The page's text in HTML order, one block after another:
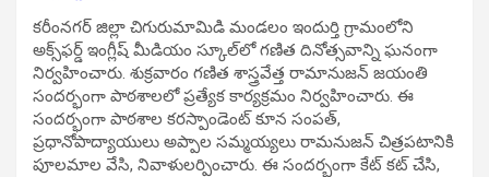
కరీంనగర్‌ జిల్లా చిగురుమామిడి మండలం ఇందుర్తి గ్రామంలోని
అక్స్‌ఫర్డ్‌ ఇంగ్లీష్‌ మీడియం స్కూల్‌లో గణిత దినోత్సవాన్ని ఘనంగా
నిర్వహించారు. శుక్రవారం గణిత శాస్త్రవేత్త రామానుజన్‌ జయంతి
సందర్భంగా పాఠశాలలో ప్రత్యేక కార్యక్రమం నిర్వహించారు. ఈ
సందర్భంగా పాఠశాల కరస్పాండెంట్‌ కూన సంపత్,
ప్రధానోపాద్యాయులు అప్పాల సమ్మయ్యలు రామనుజన్‌ చిత్రపటానికి
పూలమాల వేసి, నివాళులర్పించారు. ఈ సందర్భంగా కేట్‌ కట్‌ చేసి,